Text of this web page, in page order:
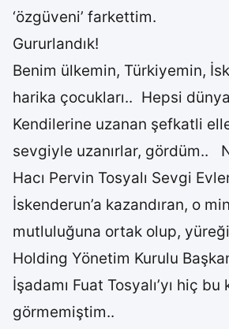
‘özgüveni’ farkettim.
Gururlandık!
Benim ülkemin, Türkiyemin,
harika çocukları.. Hepsi dünya
Kendilerine uzanan şefkatli
sevgiyle uzanırlar, gördüm..
Hacı Pervin Tosyalı Sevgi
İskenderun’a kazandıran, o
mutluluğuna ortak olup,
Holding Yönetim Kurulu
İşadamı Fuat Tosyalı’yı hiç
görmemiştim..